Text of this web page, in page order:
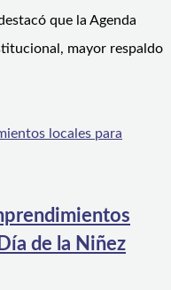
que la Agenda
mayor respaldo
de la Niñez